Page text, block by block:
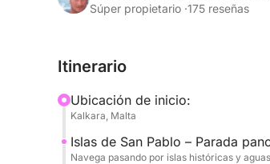
del mar a tu propio ritmo, ya sea
La experiencia en velero añade
del ambiente mediterráneo en un
Súper propietario ·175 reseñas
Itinerario
Ubicación de inicio:
Kalkara, Malta
Islas de San Pablo – Parada
Navega pasando por islas históricas y